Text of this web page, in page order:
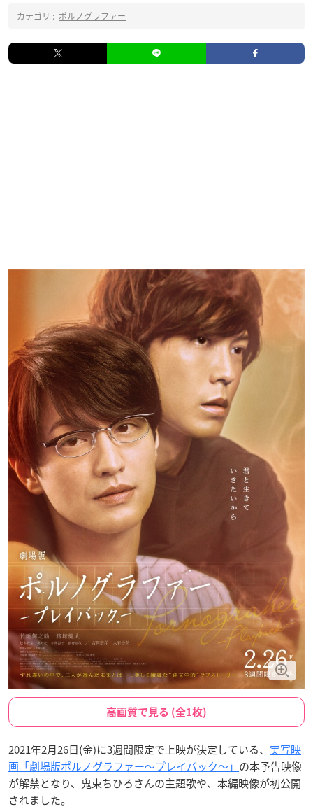
カテゴリ : ポルノグラファー
高画質で見る (全1枚)
2021年2月26日(金)に3週間限定で上映が決定している、 実写映
画「劇場版ポルノグラファー～プレイバック～」 の本予告映像
が解禁となり、鬼束ちひろさんの主題歌や、本編映像が初公開
されました。